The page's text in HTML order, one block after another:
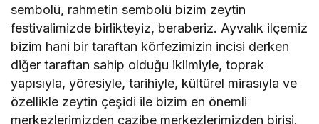
sembolü, rahmetin sembolü bizim zeytin
festivalimizde birlikteyiz, beraberiz. Ayvalık ilçemiz
bizim hani bir taraftan körfezimizin incisi derken
diğer taraftan sahip olduğu iklimiyle, toprak
yapısıyla, yöresiyle, tarihiyle, kültürel mirasıyla ve
özellikle zeytin çeşidi ile bizim en önemli
merkezlerimizden cazibe merkezlerimizden birisi.